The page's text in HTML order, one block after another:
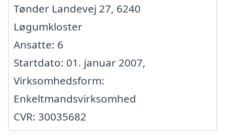
Tønder Landevej 27, 6240
Løgumkloster
Ansatte: 6
Startdato: 01. januar 2007,
Virksomhedsform:
Enkeltmandsvirksomhed
CVR: 30035682